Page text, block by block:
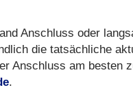
Anschluss oder
die tatsächliche
Anschluss am besten
.